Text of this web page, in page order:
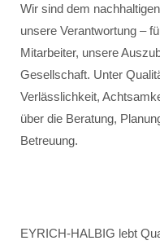
Wir sind dem
unsere Verantwortung –
Mitarbeiter, unsere
Gesellschaft. Unter
Verlässlichkeit,
über die Beratung,
Betreuung.
EYRICH-HALBIG lebt